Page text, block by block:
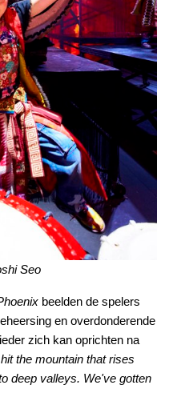
Seo
beelden de spelers
en overdonderende
zich kan oprichten na
the mountain that rises
deep valleys. We've gotten